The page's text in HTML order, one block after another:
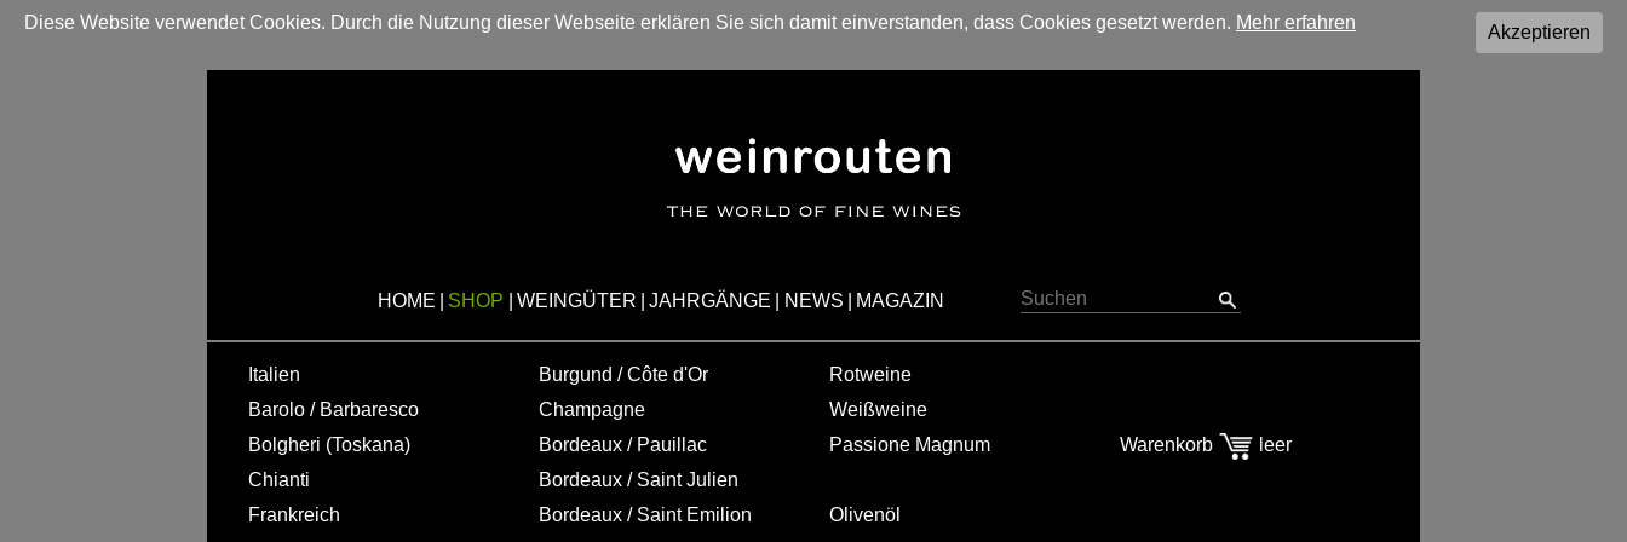
Akzeptieren
Diese Website verwendet Cookies. Durch die Nutzung dieser Webseite erklären Sie sich damit einverstanden, dass Cookies gesetzt werden. Mehr erfahren
HOME SHOP WEINGÜTER JAHRGÄNGE NEWS MAGAZIN
Italien
Barolo / Barbaresco
Bolgheri (Toskana)
Chianti
Frankreich
Burgund / Côte d'Or
Champagne
Bordeaux / Pauillac
Bordeaux / Saint Julien
Bordeaux / Saint Emilion
Rotweine
Weißweine
Passione Magnum
Olivenöl
Warenkorb leer